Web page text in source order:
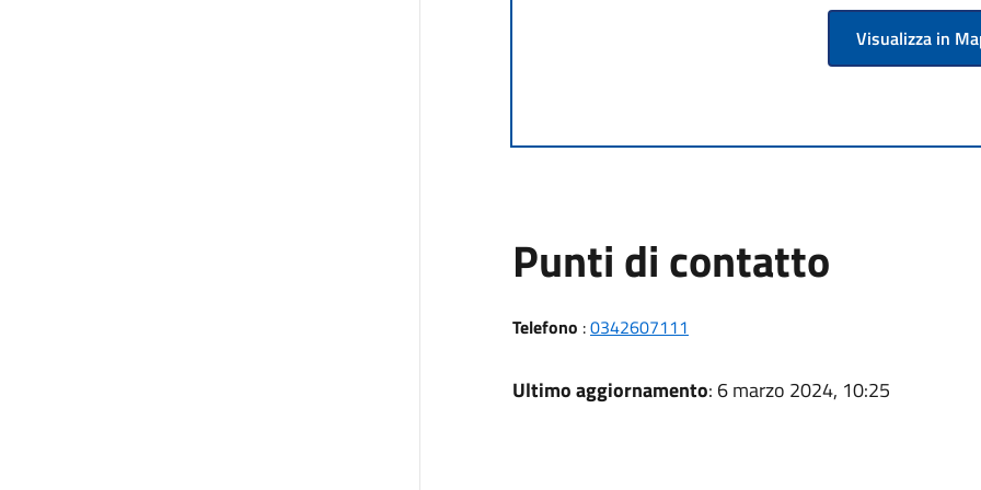
Visualizza in
Punti di contatto
Telefono :0342607111
Ultimo aggiornamento: 6 marzo 2024, 10:25